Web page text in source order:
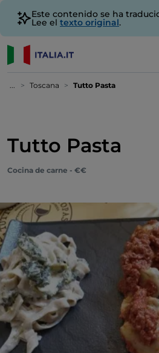
Este contenido se ha
Lee el texto original.
... Toscana Tutto Pasta
Tutto Pasta
Cocina de carne - €€